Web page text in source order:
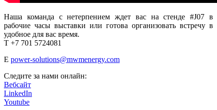
Наша команда с нетерпением ждет вас на стенде #J07 в
рабочие часы выставки или готова организовать встречу в
удобное для вас время.
T +7 701 5724081
E power-solutions@mwmenergy.com
Следите за нами онлайн:
Вебсайт
LinkedIn
Youtube